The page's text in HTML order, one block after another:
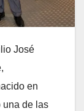
José
en
una de las